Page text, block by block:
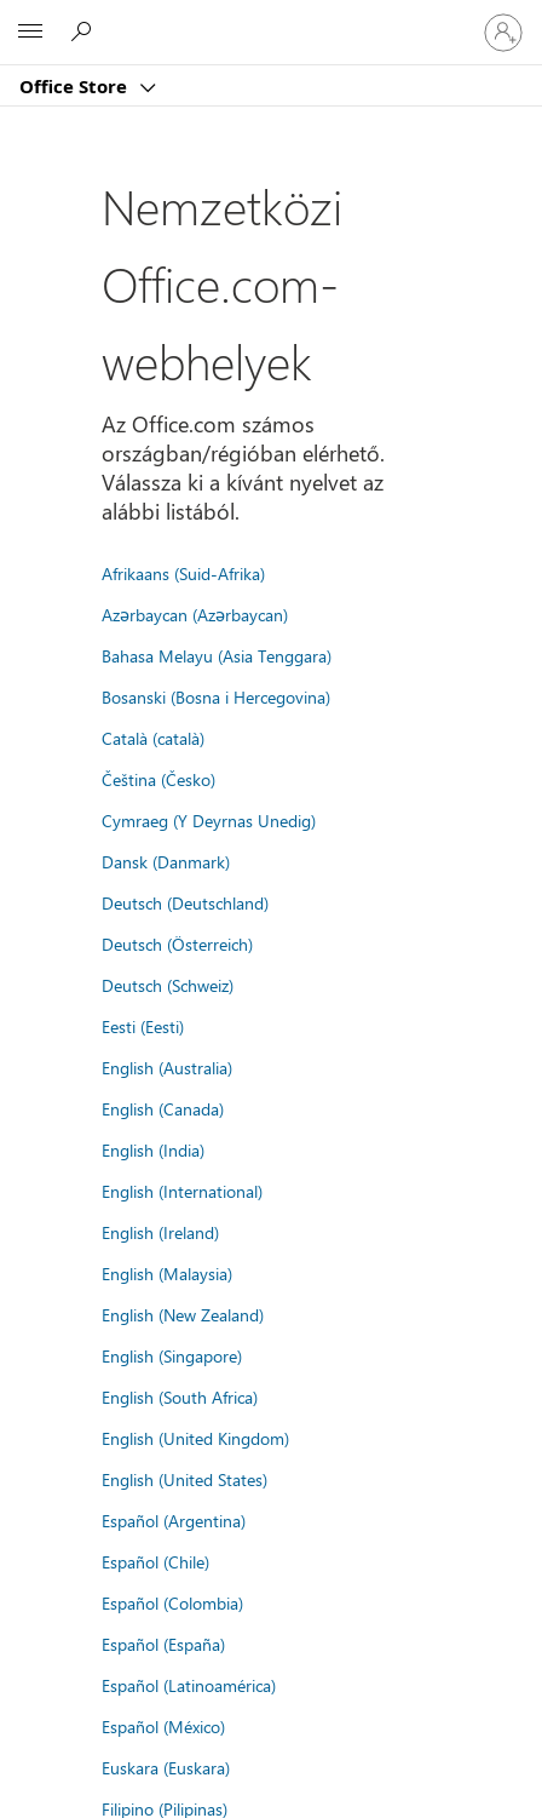
Office Store
be
a
Nemzetközi
Office.com-
webhelyek
Az Office.com számos
országban/régióban elérhető.
Válassza ki a kívánt nyelvet az
alábbi listából.
Afrikaans (Suid-Afrika)
Azərbaycan (Azərbaycan)
Bahasa Melayu (Asia Tenggara)
Bosanski (Bosna i Hercegovina)
Català (català)
Čeština (Česko)
Cymraeg (Y Deyrnas Unedig)
Dansk (Danmark)
Deutsch (Deutschland)
Deutsch (Österreich)
Deutsch (Schweiz)
Eesti (Eesti)
English (Australia)
English (Canada)
English (India)
English (International)
English (Ireland)
English (Malaysia)
English (New Zealand)
English (Singapore)
English (South Africa)
English (United Kingdom)
English (United States)
Español (Argentina)
Español (Chile)
Español (Colombia)
Español (España)
Español (Latinoamérica)
Español (México)
Euskara (Euskara)
Filipino (Pilipinas)